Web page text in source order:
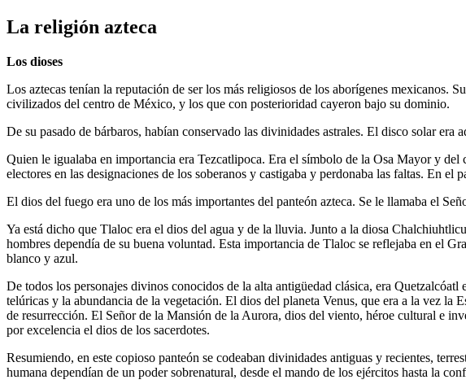
La religión azteca
Los dioses
Los aztecas tenían la reputación de ser los más religiosos de los aborígenes
civilizados del centro de México, y los que con posterioridad cayeron bajo su dominio.
De su pasado de bárbaros, habían conservado las divinidades astrales. El disco solar
Quien le igualaba en importancia era Tezcatlipoca. Era el símbolo de la Osa Mayor y
electores en las designaciones de los soberanos y castigaba y perdonaba las faltas. En
El dios del fuego era uno de los más importantes del panteón azteca. Se le llamaba el
Ya está dicho que Tlaloc era el dios del agua y de la lluvia. Junto a la diosa
hombres dependía de su buena voluntad. Esta importancia de Tlaloc se reflejaba en el
blanco y azul.
De todos los personajes divinos conocidos de la alta antigüedad clásica, era
telúricas y la abundancia de la vegetación. El dios del planeta Venus, que era a la vez
de resurrección. El Señor de la Mansión de la Aurora, dios del viento, héroe cultural e
por excelencia el dios de los sacerdotes.
Resumiendo, en este copioso panteón se codeaban divinidades antiguas y recientes,
humana dependían de un poder sobrenatural, desde el mando de los ejércitos hasta la